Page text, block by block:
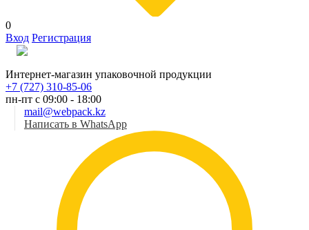
0
Вход Регистрация
Интернет-магазин упаковочной продукции
+7 (727) 310-85-06
пн-пт с 09:00 - 18:00
mail@webpack.kz
Написать в WhatsApp